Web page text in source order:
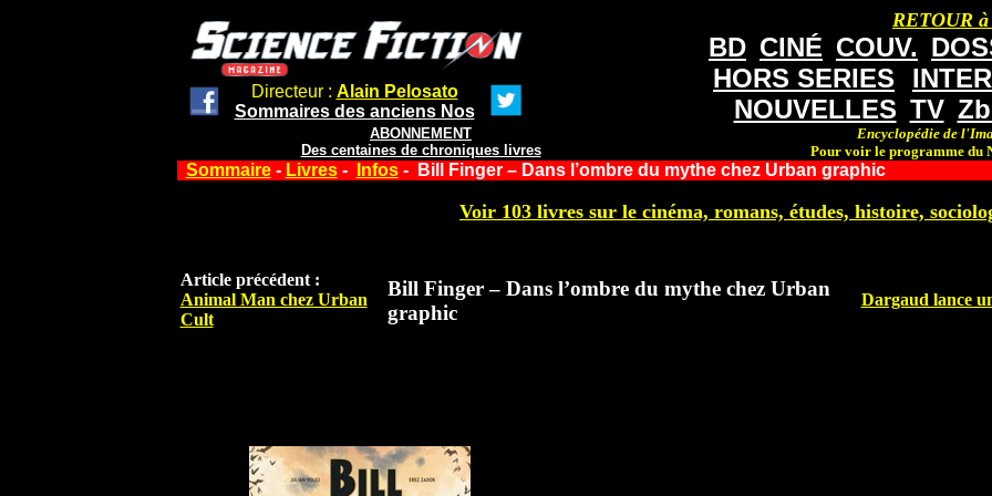
Directeur : Alain Pelosato
Sommaires des anciens Nos
ABONNEMENT
Des centaines de chroniques livres
RETOUR
BD CINÉ COUV.
HORS SERIES
NOUVELLES TV
Encyclopédie de
Pour voir le programme du
Sommaire- Livres- Infos- Bill Finger – Dans l’ombre du mythe chez Urban graphic
Voir 103 livres sur le cinéma, romans, études, histoire,
Article précédent :
Animal Man chez Urban
Cult
Bill Finger – Dans l’ombre du mythe chez Urban
graphic
Dargaud lance